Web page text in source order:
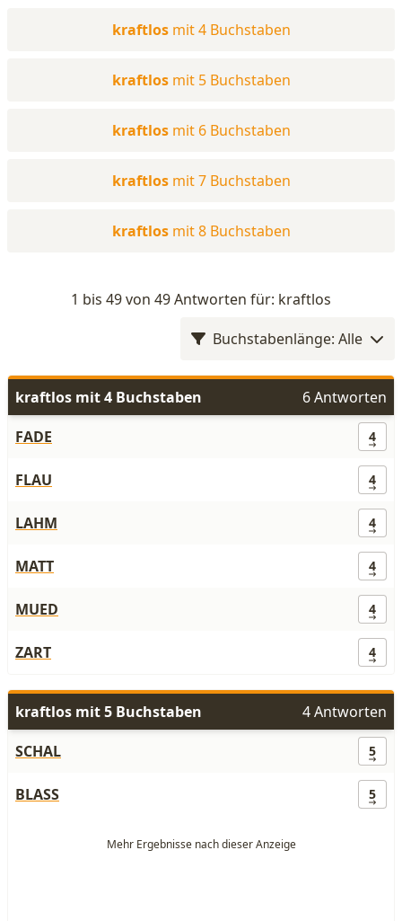
kraftlos mit 4 Buchstaben
kraftlos mit 5 Buchstaben
kraftlos mit 6 Buchstaben
kraftlos mit 7 Buchstaben
kraftlos mit 8 Buchstaben
1 bis 49 von 49 Antworten für: kraftlos
Buchstabenlänge: Alle
kraftlos mit 4 Buchstaben
6 Antworten
FADE
4
FLAU 4
LAHM 4
MATT 4
MUED 4
ZART 4
kraftlos mit 5 Buchstaben
4 Antworten
SCHAL
5
BLASS 5